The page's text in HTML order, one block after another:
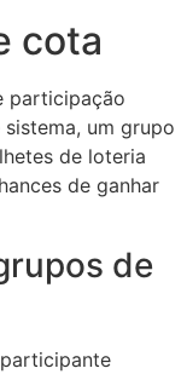
cota
participação
um grupo
de loteria
de ganhar
de